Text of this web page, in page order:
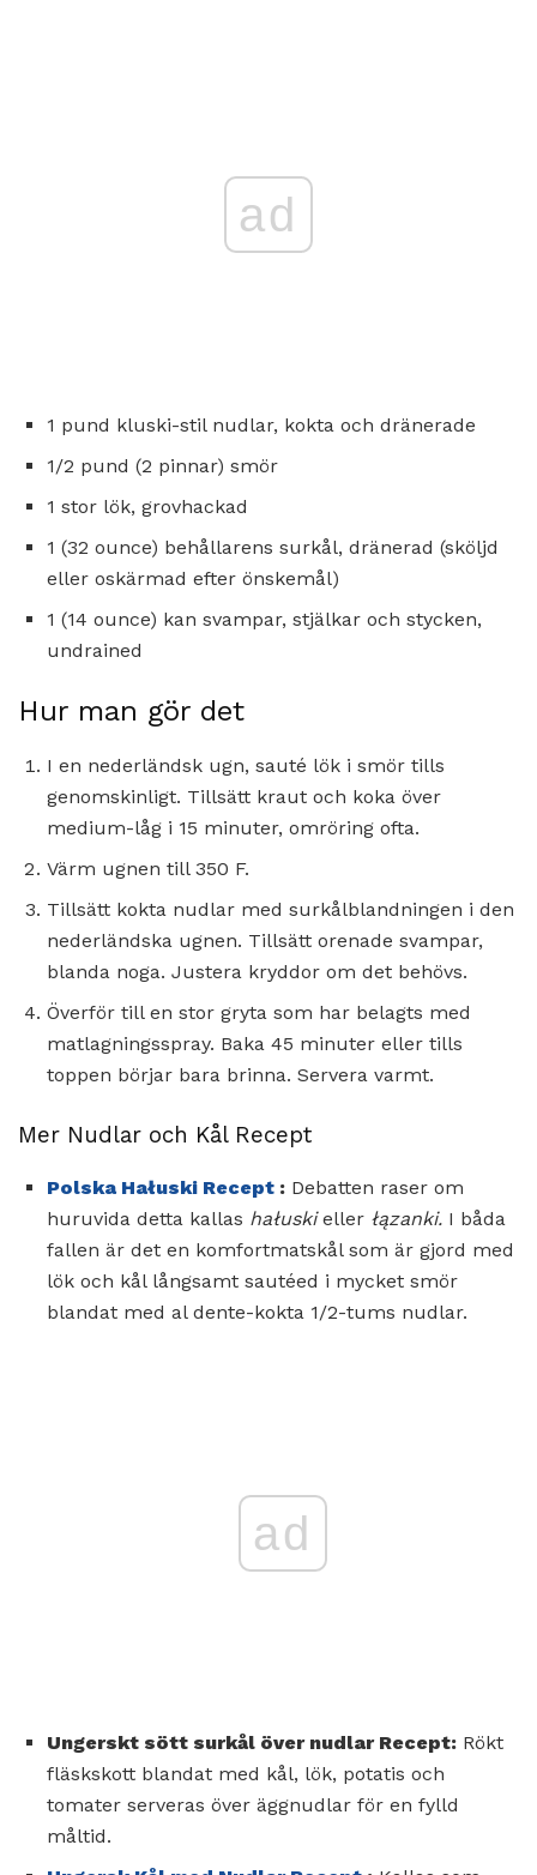
ad
1 pund kluski-stil nudlar, kokta och dränerade
1/2 pund (2 pinnar) smör
1 stor lök, grovhackad
1 (32 ounce) behållarens surkål, dränerad (sköljd
eller oskärmad efter önskemål)
1 (14 ounce) kan svampar, stjälkar och stycken,
undrained
Hur man gör det
I en nederländsk ugn, sauté lök i smör tills
genomskinligt. Tillsätt kraut och koka över
medium-låg i 15 minuter, omröring ofta.
Värm ugnen till 350 F.
Tillsätt kokta nudlar med surkålblandningen i den
nederländska ugnen. Tillsätt orenade svampar,
blanda noga. Justera kryddor om det behövs.
Överför till en stor gryta som har belagts med
matlagningsspray. Baka 45 minuter eller tills
toppen börjar bara brinna. Servera varmt.
Mer Nudlar och Kål Recept
Polska Hałuski Recept : Debatten raser om
huruvida detta kallas hałuskieller łązanki. I båda
fallen är det en komfortmatskål som är gjord med
lök och kål långsamt sautéed i mycket smör
blandat med al dente-kokta 1/2-tums nudlar.
ad
Ungerskt sött surkål över nudlar Recept: Rökt
fläskskott blandat med kål, lök, potatis och
tomater serveras över äggnudlar för en fylld
måltid.